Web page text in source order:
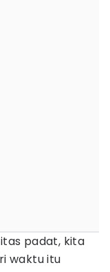
padat, kita
waktu itu